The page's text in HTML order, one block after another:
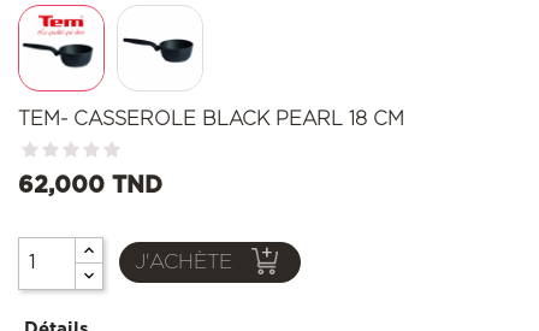
TEM- CASSEROLE BLACK PEARL 18 CM
62,000 TND
J'ACHÈTE